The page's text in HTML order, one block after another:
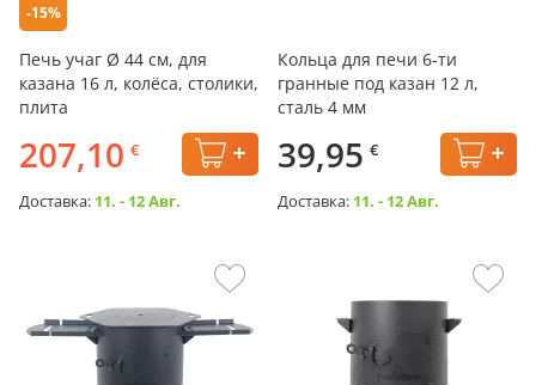
-15%
Печь учаг Ø 44 см, для
казана 16 л, колёса, столики,
плита
207,10 €
Доставка: 11. - 12 Авг.
Кольца для печи 6-ти
гранные под казан 12 л,
сталь 4 мм
39,95 €
Доставка: 11. - 12 Авг.